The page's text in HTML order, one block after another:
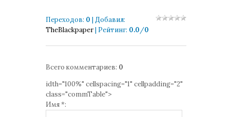
Переходов: 0 | Добавил:
TheBlackpaper| Рейтинг: 0.0/0
Всего комментариев: 0
idth="100%" cellspacing="1" cellpadding="2"
class="commTable">
Имя *: